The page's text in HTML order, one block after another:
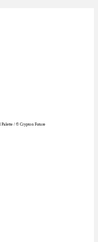
/ © Crypton Future